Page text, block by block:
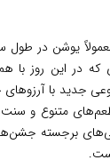
یوشن در
که در این روز با
جدید با آرزوهای
متنوع و
برجسته